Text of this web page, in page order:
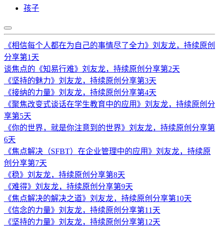
孩子
《相信每个人都在为自己的事情尽了全力》刘友龙，持续原创
分享第1天
谈焦点的《知易行难》刘友龙，持续原创分享第2天
《坚持的魅力》刘友龙，持续原创分享第3天
《接纳的力量》刘友龙，持续原创分享第4天
《聚焦改变式谈话在学生教育中的应用》刘友龙，持续原创分
享第5天
《你的世界，就是你注意到的世界》刘友龙，持续原创分享第
6天
《焦点解决（SFBT）在企业管理中的应用》刘友龙，持续原
创分享第7天
《稳》刘友龙，持续原创分享第8天
《难得》刘友龙，持续原创分享第9天
《焦点解决的解决之道》刘友龙，持续原创分享第10天
《信念的力量》刘友龙，持续原创分享第11天
《坚持的力量》刘友龙，持续原创分享第12天